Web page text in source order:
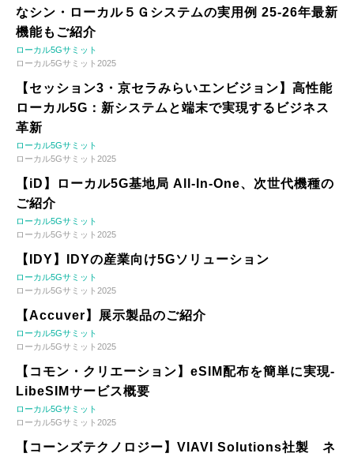
なシン・ローカル５Ｇシステムの実用例 25-26年最新
機能もご紹介
ローカル5Gサミット
ローカル5Gサミット2025
【セッション3・京セラみらいエンビジョン】高性能
ローカル5G：新システムと端末で実現するビジネス
革新
ローカル5Gサミット
ローカル5Gサミット2025
【iD】ローカル5G基地局 All-In-One、次世代機種の
ご紹介
ローカル5Gサミット
ローカル5Gサミット2025
【IDY】IDYの産業向け5Gソリューション
ローカル5Gサミット
ローカル5Gサミット2025
【Accuver】展示製品のご紹介
ローカル5Gサミット
ローカル5Gサミット2025
【コモン・クリエーション】eSIM配布を簡単に実現-
LibeSIMサービス概要
ローカル5Gサミット
ローカル5Gサミット2025
【コーンズテクノロジー】VIAVI Solutions社製 ネ